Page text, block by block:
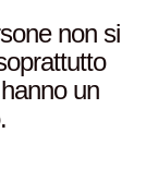
non si
un